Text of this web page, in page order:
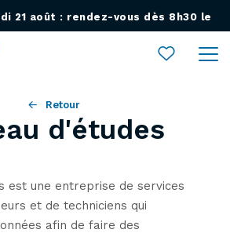
21 août : rendez-vous dès 8h30 le
Ouvrir le menu
Retour
d'études
est une entreprise de services
et de techniciens qui
afin de faire des